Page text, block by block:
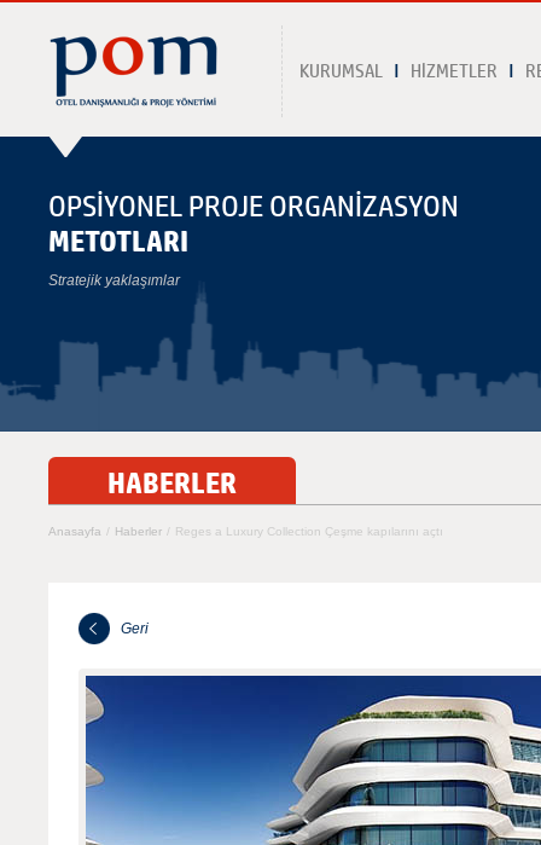
KURUMSAL HİZMETLER
OPSİYONEL PROJE ORGANİZASYON
METOTLARI
Stratejik yaklaşımlar
HABERLER
Anasayfa / Haberler / Reges a Luxury Collection Çeşme kapılarını açtı
Geri